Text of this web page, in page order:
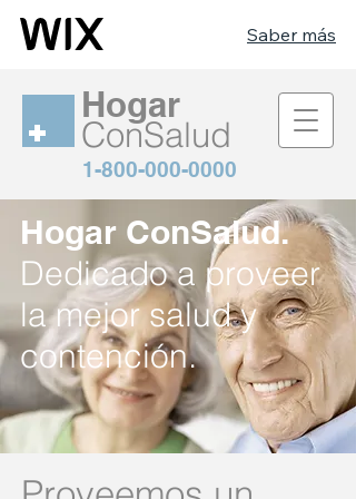
Saber más